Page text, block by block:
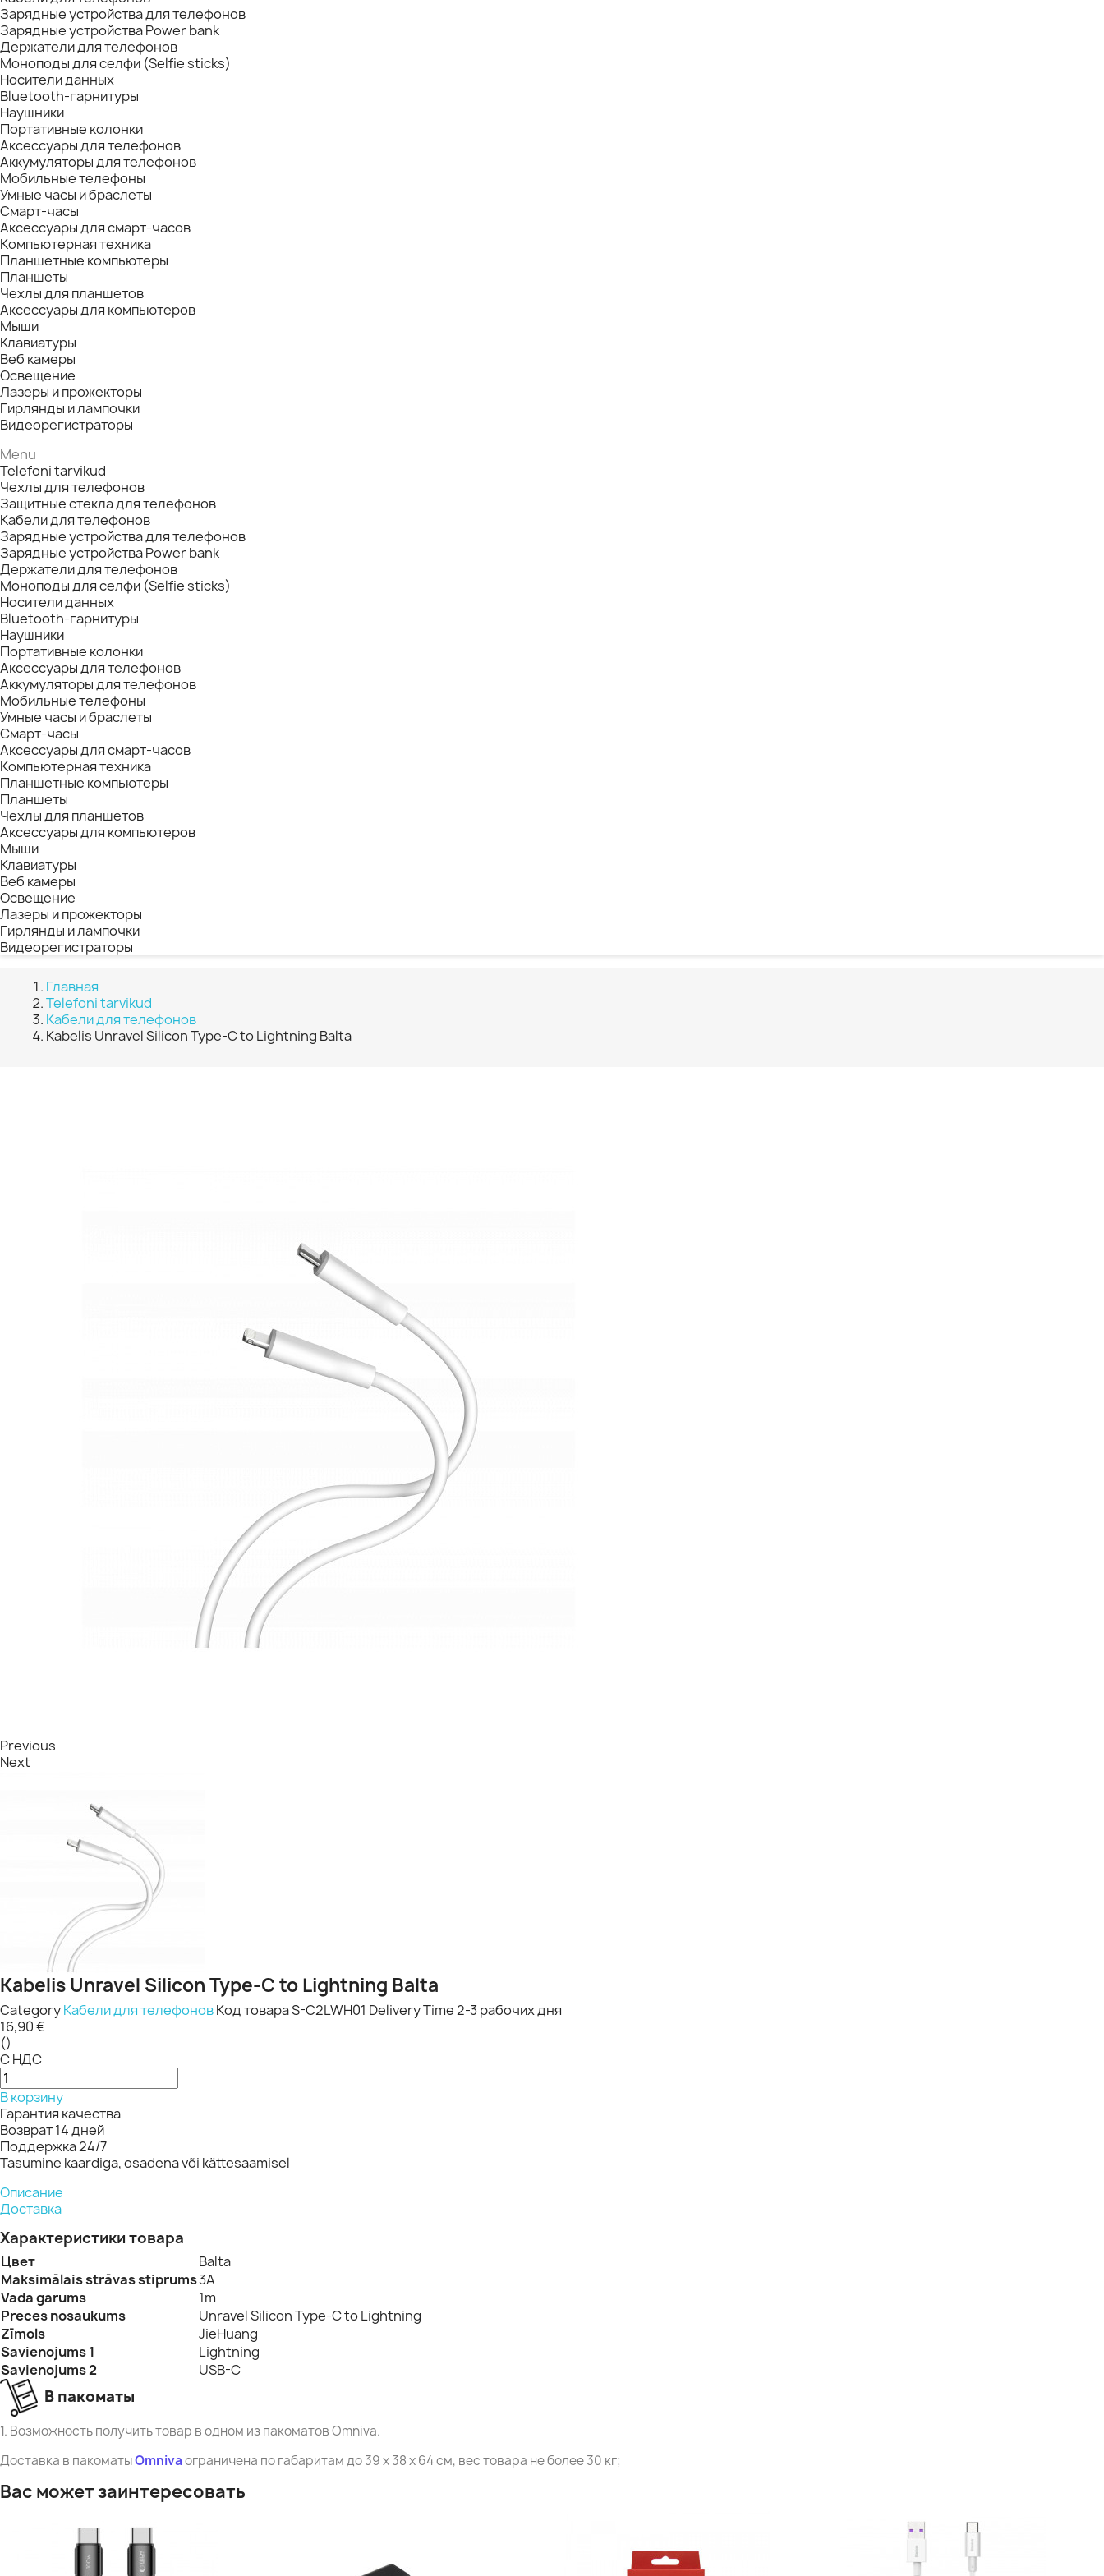
Зарядные устройства для телефонов
Зарядные устройства Power bank
Держатели для телефонов
Моноподы для селфи (Selfie sticks)
Носители данных
Bluetooth-гарнитуры
Наушники
Портативные колонки
Аксессуары для телефонов
Аккумуляторы для телефонов
Мобильные телефоны
Умные часы и браслеты
Смарт-часы
Аксессуары для смарт-часов
Компьютерная техника
Планшетные компьютеры
Планшеты
Чехлы для планшетов
Аксессуары для компьютеров
Мыши
Клавиатуры
Веб камеры
Освещение
Лазеры и прожекторы
Гирлянды и лампочки
Видеорегистраторы
Menu
Telefoni tarvikud
Чехлы для телефонов
Защитные стекла для телефонов
Кабели для телефонов
Зарядные устройства для телефонов
Зарядные устройства Power bank
Держатели для телефонов
Моноподы для селфи (Selfie sticks)
Носители данных
Bluetooth-гарнитуры
Наушники
Портативные колонки
Аксессуары для телефонов
Аккумуляторы для телефонов
Мобильные телефоны
Умные часы и браслеты
Смарт-часы
Аксессуары для смарт-часов
Компьютерная техника
Планшетные компьютеры
Планшеты
Чехлы для планшетов
Аксессуары для компьютеров
Мыши
Клавиатуры
Веб камеры
Освещение
Лазеры и прожекторы
Гирлянды и лампочки
Видеорегистраторы
Главная
Telefoni tarvikud
Кабели для телефонов
Kabelis Unravel Silicon Type-C to Lightning Balta
Previous
Next
Kabelis Unravel Silicon Type-C to Lightning Balta
CategoryКабели для телефоновКод товараS-C2LWH01 Delivery Time2-3 рабочих дня
16,90 €
()
С НДС
В корзину
Гарантия качества
Возврат 14 дней
Поддержка 24/7
Tasumine kaardiga, osadena või kättesaamisel
Описание
Доставка
Характеристики товара
Цвет
Balta
Maksimālais strāvas stiprums3A
Vada garums
1m
Preces nosaukums
Unravel Silicon Type-C to Lightning
Zīmols
JieHuang
Savienojums 1
Lightning
Savienojums 2
USB-C
В пакоматы
1. Возможность получить товар в одном из пакоматов Omniva.
Доставка в пакоматыOmnivaограничена по габаритам до 39 x 38 x 64 см, вес товара не более 30 кг;
Вас может заинтересовать